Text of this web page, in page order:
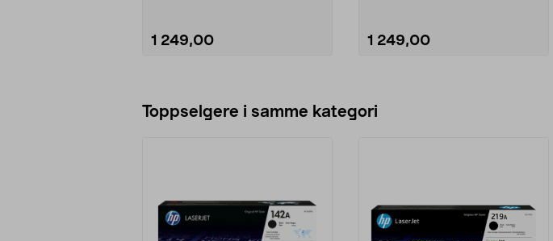
1 249,00 1 249,00
Toppselgere i samme kategori